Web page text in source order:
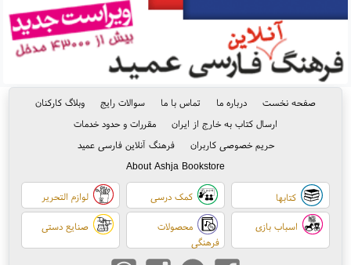
صفحه نخست درباره ما تماس با ما سوالات رایج
وبلاگ کارکنان
ارسال کتاب به خارج از ایران
مقررات و حدود خدمات
حریم خصوصی کاربران
فرهنگ آنلاین فارسی عمید
About Ashja Bookstore
کتابها کمک درسی لوازم التحریر
اسباب بازی
محصولات
فرهنگی
صنایع دستی